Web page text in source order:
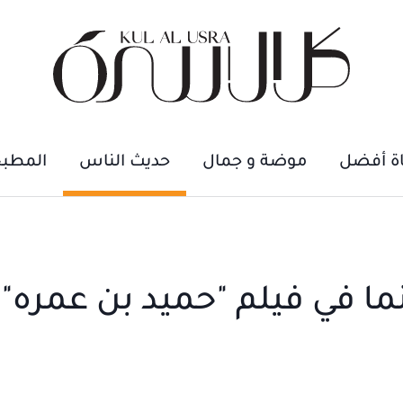
أفضل موضة و جمال حديث الناس
في فيلم "حميد بن عمره"